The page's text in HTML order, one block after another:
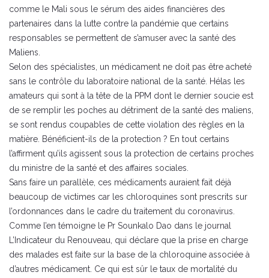
comme le Mali sous le sérum des aides financières des
partenaires dans la lutte contre la pandémie que certains
responsables se permettent de s’amuser avec la santé des
Maliens.
Selon des spécialistes, un médicament ne doit pas être acheté
sans le contrôle du laboratoire national de la santé. Hélas les
amateurs qui sont à la tête de la PPM dont le dernier soucie est
de se remplir les poches au détriment de la santé des maliens,
se sont rendus coupables de cette violation des règles en la
matière. Bénéficient-ils de la protection ? En tout certains
l’affirment qu’ils agissent sous la protection de certains proches
du ministre de la santé et des affaires sociales.
Sans faire un parallèle, ces médicaments auraient fait déjà
beaucoup de victimes car les chloroquines sont prescrits sur
l’ordonnances dans le cadre du traitement du coronavirus.
Comme l’en témoigne le Pr Sounkalo Dao dans le journal
L’Indicateur du Renouveau, qui déclare que la prise en charge
des malades est faite sur la base de la chloroquine associée à
d’autres médicament. Ce qui est sûr le taux de mortalité du